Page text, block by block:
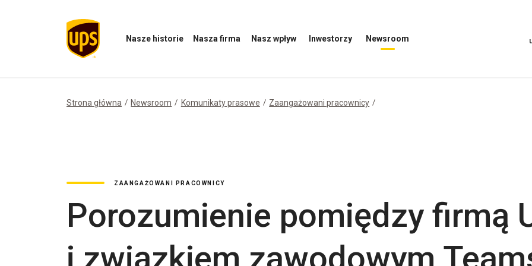
Nasze historie Nasza firma Nasz wpływ Inwestorzy Newsroom
Strona główna Newsroom Komunikaty prasowe Zaangażowani pracownicy
ZAANGAŻOWANI PRACOWNICY
Porozumienie pomiędzy firmą